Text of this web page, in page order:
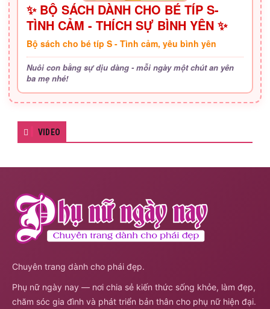
✨ BỘ SÁCH DÀNH CHO BÉ TÍP S-
TÌNH CẢM - THÍCH SỰ BÌNH YÊN ✨
Bộ sách cho bé típ S - Tình cảm, yêu bình yên
Nuôi con bằng sự dịu dàng - mỗi ngày một chút an yên
ba mẹ nhé!
VIDEO
Chuyên trang dành cho phái đẹp.
Phụ nữ ngày nay — nơi chia sẻ kiến thức sống khỏe, làm đẹp,
chăm sóc gia đình và phát triển bản thân cho phụ nữ hiện đại.